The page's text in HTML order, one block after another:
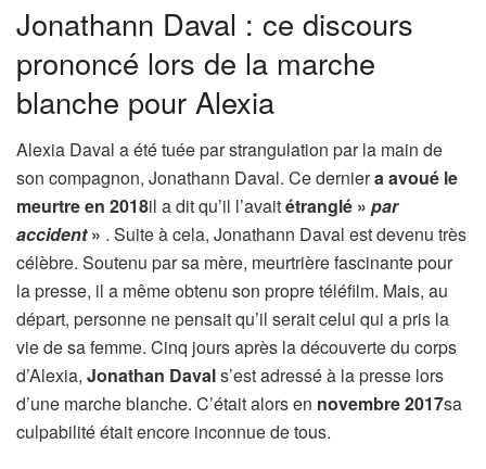
Jonathann Daval : ce discours
prononcé lors de la marche
blanche pour Alexia
Alexia Daval a été tuée par strangulation par la main de
son compagnon, Jonathann Daval. Ce derniera avoué le
meurtre en 2018il a dit qu’il l’avaitétranglé » par
accident» . Suite à cela, Jonathann Daval est devenu très
célèbre. Soutenu par sa mère, meurtrière fascinante pour
la presse, il a même obtenu son propre téléfilm. Mais, au
départ, personne ne pensait qu’il serait celui qui a pris la
vie de sa femme. Cinq jours après la découverte du corps
d’Alexia, Jonathan Davals’est adressé à la presse lors
d’une marche blanche. C’était alors en novembre 2017sa
culpabilité était encore inconnue de tous.